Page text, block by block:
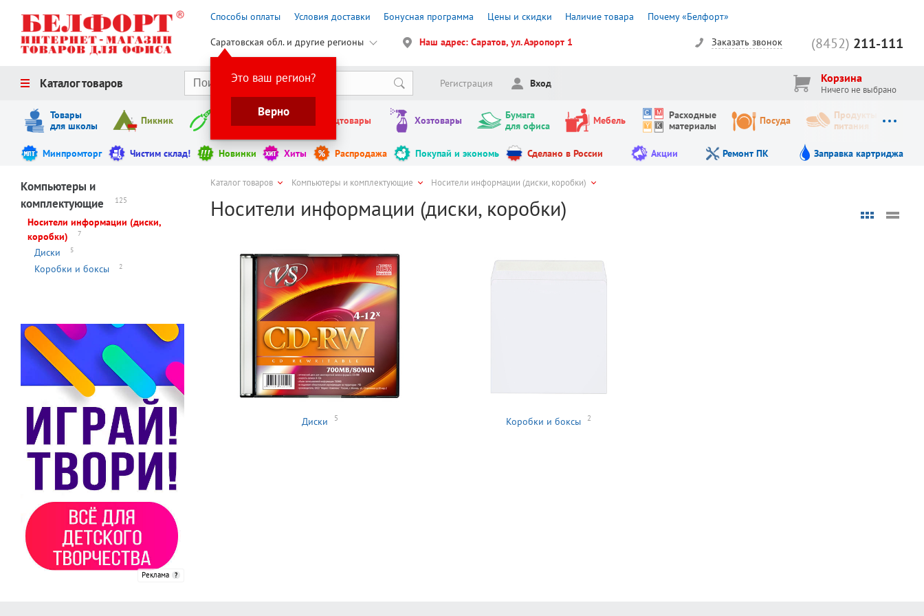
Способы оплаты Условия доставки Бонусная программа Цены и скидки Наличие товара Почему «Белфорт»
Саратовская обл. и другие регионы
Это ваш регион?
Верно
Наш адрес: Саратов, ул. Аэропорт 1 (8452) 211-111
Заказать звонок
Каталог товаров Регистрация Вход Корзина
Ничего не выбрано
Товары
для школы
Пикник Инструменты Канцтовары Хозтовары
Бумага
для офиса
Мебель
Расходные
материалы
Посуда
Продукты
питания
Минпромторг Чистим склад! Новинки Хиты Распродажа Покупай и экономь Сделано в России Акции Ремонт ПК Заправка картриджа
Компьютеры и
комплектующие
125
Носители информации (диски,
коробки)
7
Диски 5
Коробки и боксы 2
Реклама
Каталог товаров Компьютеры и комплектующие Носители информации (диски, коробки)
Носители информации (диски, коробки)
Диски 5 Коробки и боксы 2